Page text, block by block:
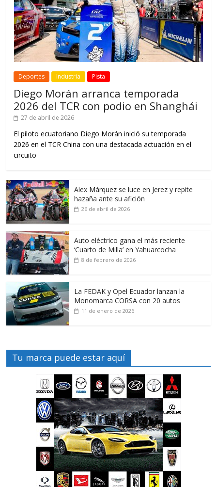
Deportes Industria Pista
Diego Morán arranca temporada
2026 del TCR con podio en Shanghái
27 de abril de 2026
El piloto ecuatoriano Diego Morán inició su temporada
2026 en el TCR China con una destacada actuación en el
circuito
Alex Márquez se luce en Jerez y repite
hazaña ante su afición
26 de abril de 2026
Auto eléctrico gana el más reciente
‘Cuarto de Milla’ en Yahuarcocha
8 de febrero de 2026
La FEDAK y Opel Ecuador lanzan la
Monomarca CORSA con 20 autos
11 de enero de 2026
Tu marca puede estar aquí